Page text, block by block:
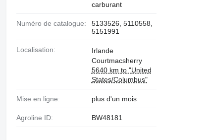
carburant
Numéro de catalogue:
5133526, 5110558,
5151991
Localisation:
Irlande
Courtmacsherry
5640 km to "United
States/Columbus"
Mise en ligne: plus d'un mois
Agroline ID: BW48181